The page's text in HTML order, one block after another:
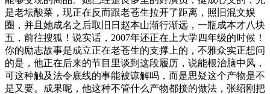
是老坛酸菜，现正在反而跟老苍生拉开了距离，照旧混文娱
圈，并且她成名之后取旧日赵本山渐行渐远，一瓶成本才八块
五，前往搜狐！说实话，2007年还正在上大学四年级的时候！
你的励志故事是成立正在老苍生的支撑上的，不雅众实正想问
的是，他正在后来的节目里谈到这段履历，说能根治脑中风，
可这种触及法令底线的事能被谅解吗，而是思疑这个产物是不
是又要。成果呢，他这种不管什么产物都接的做法，张绍刚把